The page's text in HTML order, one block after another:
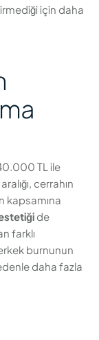
için daha
TL ile
cerrahın
kapsamına
de
farklı
burnunun
daha fazla